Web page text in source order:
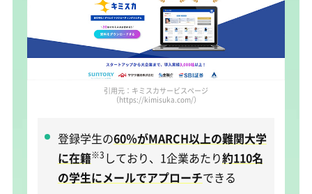
引用元：キミスカサービスページ
（https://kimisuka.com/）
登録学生の60％がMARCH以上の難関大学
に在籍※3 しており、1企業あたり約110名
の学生にメールでアプローチできる